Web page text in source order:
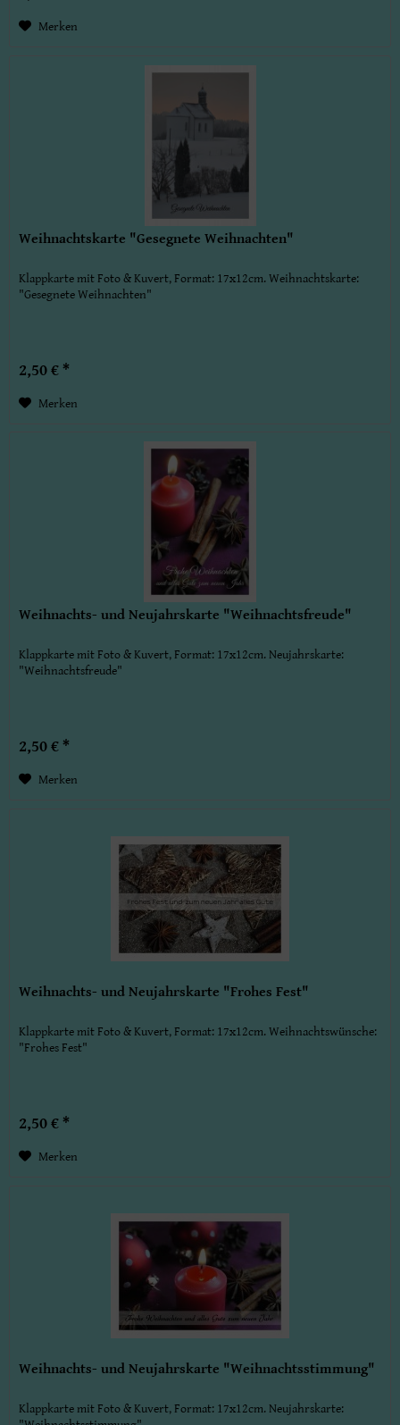
Merken
Weihnachtskarte "Gesegnete Weihnachten"
Klappkarte mit Foto & Kuvert, Format: 17x12cm. Weihnachtskarte:
"Gesegnete Weihnachten"
2,50 € *
Merken
Weihnachts- und Neujahrskarte "Weihnachtsfreude"
Klappkarte mit Foto & Kuvert, Format: 17x12cm. Neujahrskarte:
"Weihnachtsfreude"
2,50 € *
Merken
Weihnachts- und Neujahrskarte "Frohes Fest"
Klappkarte mit Foto & Kuvert, Format: 17x12cm. Weihnachtswünsche:
"Frohes Fest"
2,50 € *
Merken
Weihnachts- und Neujahrskarte "Weihnachtsstimmung"
Klappkarte mit Foto & Kuvert, Format: 17x12cm. Neujahrskarte: